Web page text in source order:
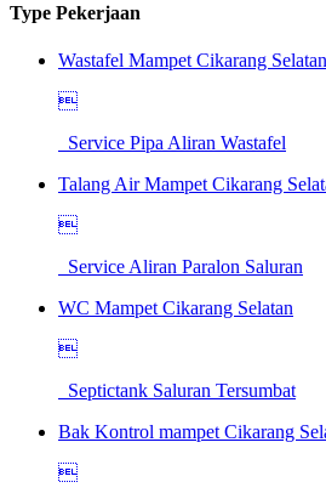
Type Pekerjaan
Wastafel Mampet Cikarang Selatan

Service Pipa Aliran Wastafel
Talang Air Mampet Cikarang

Service Aliran Paralon Saluran
WC Mampet Cikarang Selatan

Septictank Saluran Tersumbat
Bak Kontrol mampet Cikarang
